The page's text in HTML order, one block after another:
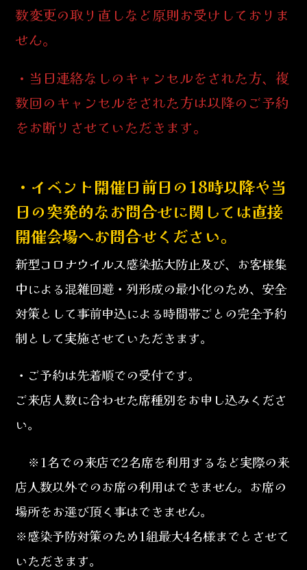
数変更の取り直しなど原則お受けしておりま
せん。
・当日連絡なしのキャンセルをされた方、複
数回のキャンセルをされた方は以降のご予約
をお断りさせていただきます。
・イベント開催日前日の18時以降や当
日の突発的なお問合せに関しては直接
開催会場へお問合せください。
新型コロナウイルス感染拡大防止及び、お客様集
中による混雑回避・列形成の最小化のため、安全
対策として事前申込による時間帯ごとの完全予約
制として実施させていただきます。
・ご予約は先着順での受付です。
ご来店人数に合わせた席種別をお申し込みくださ
い。
※1名での来店で2名席を利用するなど実際の来
店人数以外でのお席の利用はできません。お席の
場所をお選び頂く事はできません。
※感染予防対策のため1組最大4名様までとさせて
いただきます。